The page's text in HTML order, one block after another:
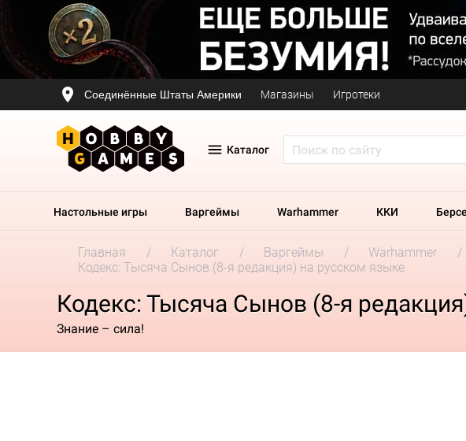
Соединённые Штаты Америки Магазины Игротеки
Каталог
Настольные игры Варгеймы Warhammer ККИ
Главная Каталог Варгеймы Warhammer
Кодекс: Тысяча Сынов (8-я редакция) на русском языке
Кодекс: Тысяча Сынов (8-я
Знание – сила!